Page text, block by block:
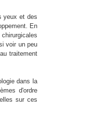
yeux et des
En
voir un peu
traitement
dans la
d'ordre
sur ces